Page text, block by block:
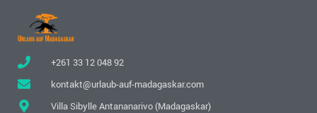
+261 33 12 048 92
kontakt@urlaub-auf-madagaskar.com
Villa Sibylle Antananarivo (Madagaskar)